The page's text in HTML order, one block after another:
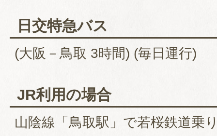
日交特急バス
(大阪－鳥取 3時間) (毎日運行)
JR利用の場合
山陰線「鳥取駅」で若桜鉄道乗